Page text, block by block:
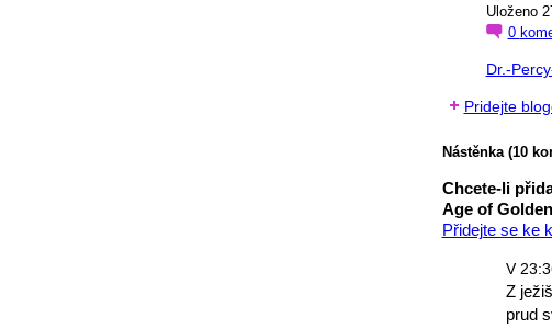
Uloženo
0
Dr.-
Pridejte
Nástěnka (10
Chcete-li
Age of
Přidejte se ke
V
Z
prud